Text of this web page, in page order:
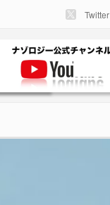
Twitter